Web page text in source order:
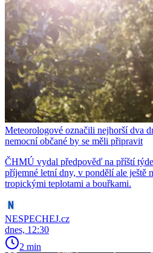
Meteorologové označili nejhorší dva
nemocní občané by se měli připravit
ČHMÚ vydal předpověď na příští
příjemné letní dny, v pondělí ale ještě
tropickými teplotami a bouřkami.
NESPECHEJ.cz
dnes, 12:30
2 min